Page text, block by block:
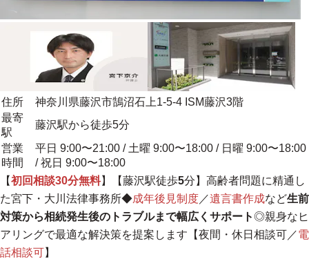
住所
神奈川県藤沢市鵠沼石上1-5-4 ISM藤沢3階
最寄
駅
藤沢駅から徒歩5分
営業
時間
平日 9:00〜21:00 / 土曜 9:00〜18:00 / 日曜 9:00〜18:00
/ 祝日 9:00〜18:00
【初回相談30分無料】【藤沢駅徒歩5分】高齢者問題に精通し
た宮下・大川法律事務所◆成年後見制度 ／遺言書作成など生前
対策から相続発生後のトラブルまで幅広くサポート◎親身なヒ
アリングで最適な解決策を提案します【夜間・休日相談可／電
話相談可】